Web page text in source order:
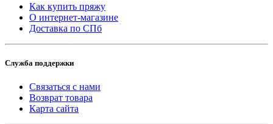
Как купить пряжу
О интернет-магазине
Доставка по СПб
Служба поддержки
Связаться с нами
Возврат товара
Карта сайта